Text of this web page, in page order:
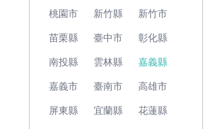
桃園市 新竹縣 新竹市
苗栗縣 臺中市 彰化縣
南投縣 雲林縣 嘉義縣
嘉義市 臺南市 高雄市
屏東縣 宜蘭縣 花蓮縣